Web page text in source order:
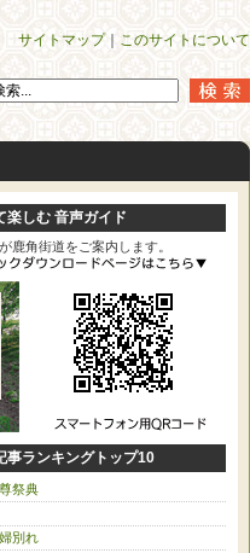
サイトマップ｜ このサイトについて
楽しむ 音声ガイド
鹿角街道をご案内します。
事ランキングトップ10
祭典
別れ